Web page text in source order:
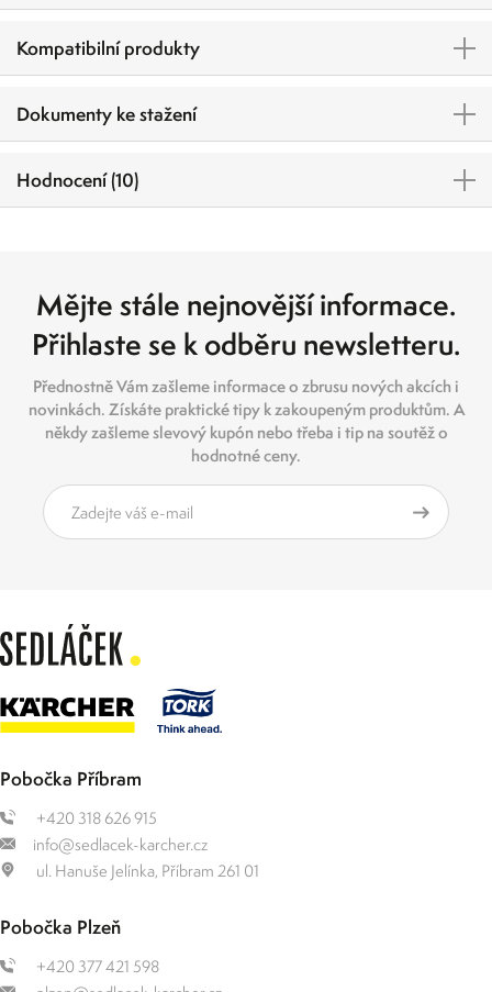
Kompatibilní produkty
Dokumenty ke stažení
Hodnocení (10)
Mějte stále nejnovější informace.
Přihlaste se k odběru newsletteru.
Přednostně Vám zašleme informace o zbrusu nových akcích i
novinkách. Získáte praktické tipy k zakoupeným produktům. A
někdy zašleme slevový kupón nebo třeba i tip na soutěž o
hodnotné ceny.
Pobočka Příbram
+420 318 626 915
info@sedlacek-karcher.cz
ul. Hanuše Jelínka, Příbram 261 01
Pobočka Plzeň
+420 377 421 598